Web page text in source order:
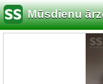
Mūsdienu